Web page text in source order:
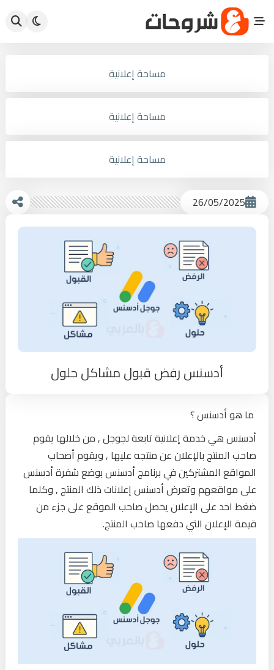
مساحة إعلانية
مساحة إعلانية
مساحة إعلانية
26/05/2025
أدسنس رفض قبول مشاكل حلول
ما هو أدسنس ؟
أدسنس هي خدمة إعلانية تابعة لجوجل , من خلالها يقوم
صاحب المنتج بالإعلان عن منتجه عليها , ويقوم أصحاب
المواقع المشتركين في برنامج أدسنس بوضع شفرة أدسنس
على مواقعهم وتعرض أدسنس إعلانات ذلك المنتج , وكلما
ضغط احد على الإعلان يحصل صاحب الموقع على جزء من
قيمة الإعلان التي دفعها صاحب المنتج.